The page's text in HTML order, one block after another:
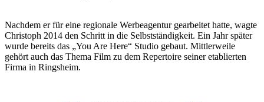
Nachdem er für eine regionale Werbeagentur gearbeitet hatte, wagte
Christoph 2014 den Schritt in die Selbstständigkeit. Ein Jahr später
wurde bereits das „You Are Here“ Studio gebaut. Mittlerweile
gehört auch das Thema Film zu dem Repertoire seiner etablierten
Firma in Ringsheim.